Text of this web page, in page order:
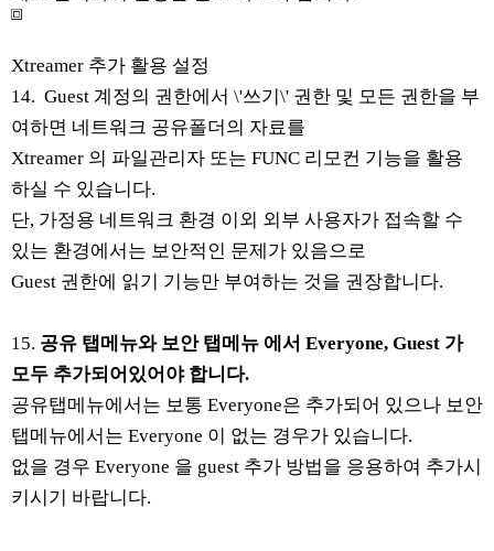
Xtreamer 추가 활용 설정
14. Guest 계정의 권한에서 \'쓰기\' 권한 및 모든 권한을 부
여하면 네트워크 공유폴더의 자료를
Xtreamer 의 파일관리자 또는 FUNC 리모컨 기능을 활용
하실 수 있습니다.
단, 가정용 네트워크 환경 이외 외부 사용자가 접속할 수
있는 환경에서는 보안적인 문제가 있음으로
Guest 권한에 읽기 기능만 부여하는 것을 권장합니다.
15. 공유 탭메뉴와 보안 탭메뉴 에서 Everyone, Guest 가
모두 추가되어있어야 합니다.
공유탭메뉴에서는 보통 Everyone은 추가되어 있으나 보안
탭메뉴에서는 Everyone 이 없는 경우가 있습니다.
없을 경우 Everyone 을 guest 추가 방법을 응용하여 추가시
키시기 바랍니다.